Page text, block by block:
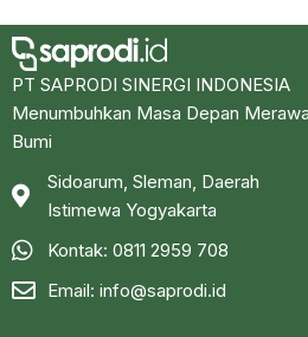
PT SAPRODI SINERGI INDONESIA
Menumbuhkan Masa Depan
Bumi
Sidoarum, Sleman, Daerah
Istimewa Yogyakarta
Kontak: 0811 2959 708
Email: info@saprodi.id